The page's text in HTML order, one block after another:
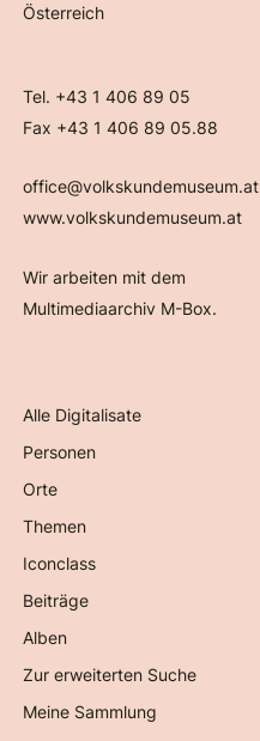
Österreich
Tel. +43 1 406 89 05
Fax +43 1 406 89 05.88
office@volkskundemuseum.at
www.volkskundemuseum.at
Wir arbeiten mit dem
Multimediaarchiv M-Box.
Alle Digitalisate
Personen
Orte
Themen
Iconclass
Beiträge
Alben
Zur erweiterten Suche
Meine Sammlung